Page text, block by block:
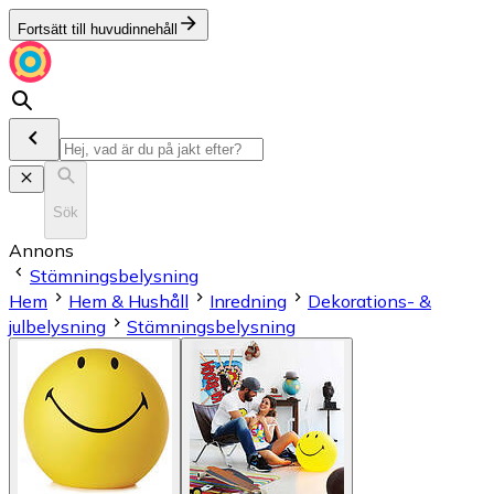
Fortsätt till huvudinnehåll
Sök
Annons
Stämningsbelysning
Hem
Hem & Hushåll Inredning
Dekorations- &
julbelysning
Stämningsbelysning